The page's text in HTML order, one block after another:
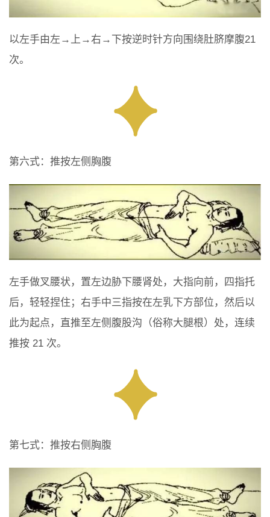
以左手由左→上→右→下按逆时针方向围绕肚脐摩腹21
次。
第六式：推按左侧胸腹
左手做叉腰状，置左边胁下腰肾处，大指向前，四指托
后，轻轻捏住；右手中三指按在左乳下方部位，然后以
此为起点，直推至左侧腹股沟（俗称大腿根）处，连续
推按 21 次。
第七式：推按右侧胸腹